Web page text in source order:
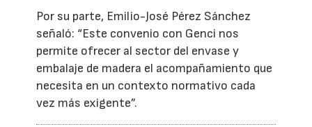
Por su parte, Emilio-José Pérez Sánchez
señaló: “Este convenio con Genci nos
permite ofrecer al sector del envase y
embalaje de madera el acompañamiento que
necesita en un contexto normativo cada
vez más exigente”.